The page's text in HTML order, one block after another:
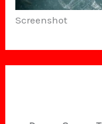
Screenshot